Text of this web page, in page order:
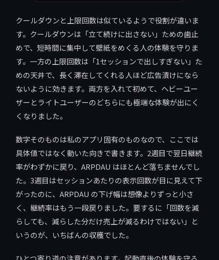
クールダウンと上限回数は似ているようで役割が違いま
す。クールダウンは「立て続けに出さない」ための歯止
めで、短時間に集中して壁紙をめくる人の体験を守りま
す。一方の上限回数は「1セッションで出しすぎない」た
めの天井で、長く滞在してくれる人ほど広告漬けになら
ないように効きます。両方を入れて初めて、ヘビーユー
ザーとライトユーザーのどちらにも極端な体験が出にく
くなりました。
数字そのものは私のアプリ固有のものなので、ここでは
具体値ではなく動いた向きで書きます。2週目で翌日継続
率がわずかに戻り、ARPDAU はほとんど落ちませんでし
た。3週目はセッションあたりの表示回数が目に見えて下
がったのに、ARPDAU の下げ幅は想像よりずっと小さ
く、継続率はもう一段戻りました。要するに「回数を減
らしても、減らした分だけ売上が減るわけではない」と
いうのが、いちばんの収穫でした。